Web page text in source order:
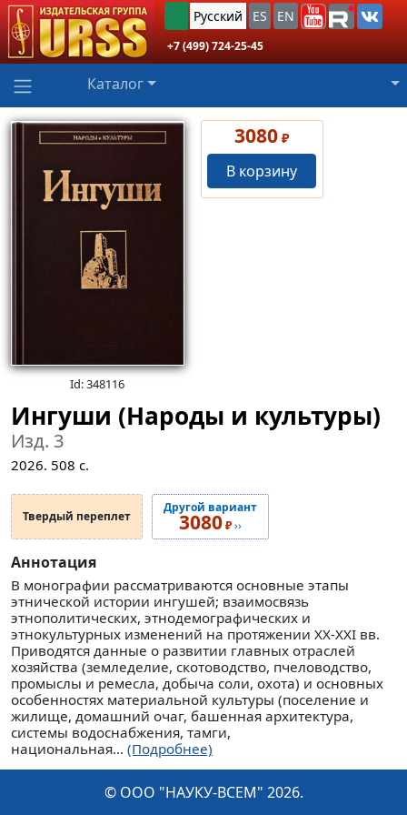
Русский ES EN
+7 (499) 724-25-45
Каталог
Id: 348116
3080 ₽
В корзину
Ингуши (Народы и культуры)
Изд. 3
2026. 508 с.
Твердый переплет
Другой вариант
3080₽››
Аннотация
В монографии рассматриваются основные этапы
этнической истории ингушей; взаимосвязь
этнополитических, этнодемографических и
этнокультурных изменений на протяжении XX-XXI вв.
Приводятся данные о развитии главных отраслей
хозяйства (земледелие, скотоводство, пчеловодство,
промыслы и ремесла, добыча соли, охота) и основных
особенностях материальной культуры (поселение и
жилище, домашний очаг, башенная архитектура,
системы водоснабжения, тамги,
национальная... (Подробнее)
© ООО "НАУКУ-ВСЕМ" 2026.